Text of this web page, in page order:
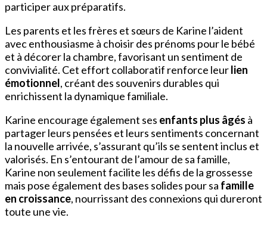
participer aux préparatifs.
Les parents et les frères et sœurs de Karine l’aident
avec enthousiasme à choisir des prénoms pour le bébé
et à décorer la chambre, favorisant un sentiment de
convivialité. Cet effort collaboratif renforce leurlien
émotionnel, créant des souvenirs durables qui
enrichissent la dynamique familiale.
Karine encourage également ses enfants plus âgés à
partager leurs pensées et leurs sentiments concernant
la nouvelle arrivée, s’assurant qu’ils se sentent inclus et
valorisés. En s’entourant de l’amour de sa famille,
Karine non seulement facilite les défis de la grossesse
mais pose également des bases solides pour sa famille
en croissance, nourrissant des connexions qui dureront
toute une vie.